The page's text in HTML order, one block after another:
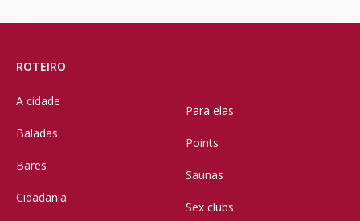
ROTEIRO
A cidade
Baladas
Bares
Cidadania
Para elas
Points
Saunas
Sex clubs